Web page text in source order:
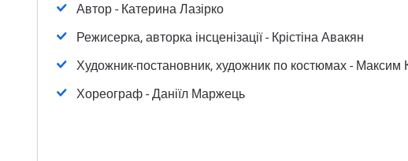
Автор - Катерина Лазірко
Режисерка, авторка інсценізації - Крістіна Авакян
Художник-постановник, художник по костюмах - Максим
Хореограф - Даніїл Маржець